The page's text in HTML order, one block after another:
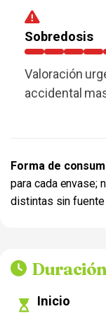
Sobredosis
Valoración
accidental
Forma de
para cada envase;
distintas sin
Inicio